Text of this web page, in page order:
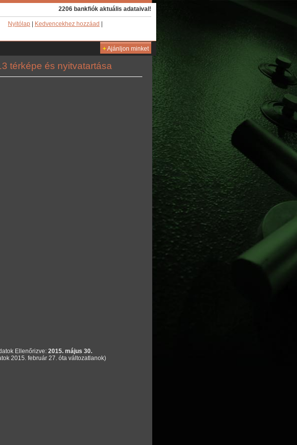
2206 bankfiók aktuális adataival!
Nyitólap Kedvencekhez hozzáad
+Ajánljon minket
térképe és nyitvatartása
Ellenőrizve: 2015. május 30.
2015. február 27. óta változatlanok)